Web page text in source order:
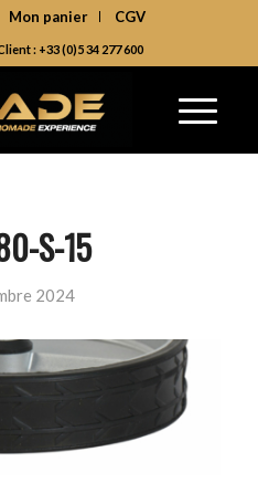
Mon panier CGV
: +33 (0)5 34 277 600
S-15
2024